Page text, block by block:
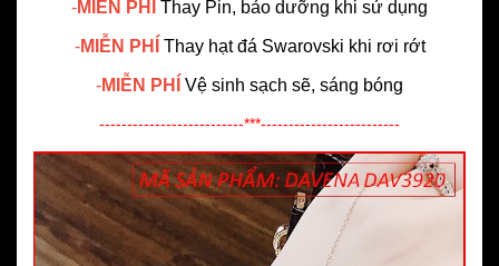
-MIỄN PHÍ Thay Pin, bảo dưỡng khi sử dụng
-MIỄN PHÍ Thay hạt đá Swarovski khi rơi rớt
-MIỄN PHÍ Vệ sinh sạch sẽ, sáng bóng
--------------------------***-------------------------